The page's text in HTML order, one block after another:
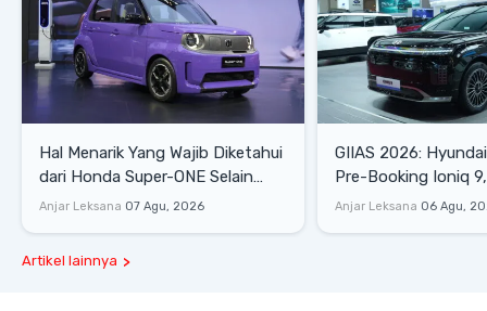
Hal Menarik Yang Wajib Diketahui
dari Honda Super-ONE Selain
Harga
Anjar Leksana 07 Agu, 2026
GIIAS 2026:
Pre-Booking Ioniq
Rp1,49 Miliar
Anjar Leksana 06 Agu,
Artikel lainnya